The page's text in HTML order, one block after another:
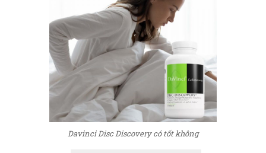
Davinci Disc Discovery có tốt không